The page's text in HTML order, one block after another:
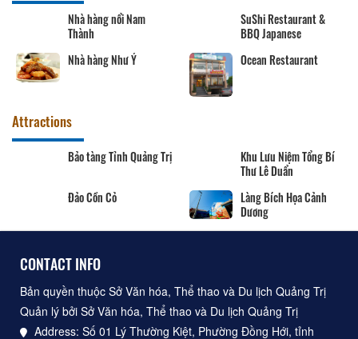
Nhà hàng nổi Nam
Thành
SuShi Restaurant &
BBQ Japanese
Nhà hàng Như Ý
Ocean Restaurant
Attractions
Bảo tàng Tỉnh Quảng Trị
Khu Lưu Niệm Tổng Bí
Thư Lê Duẩn
Đảo Cồn Cỏ
Làng Bích Họa Cảnh
Dương
CONTACT INFO
Bản quyền thuộc Sở Văn hóa, Thể thao và Du lịch Quảng Trị
Quản lý bởi Sở Văn hóa, Thể thao và Du lịch Quảng Trị
Address: Số 01 Lý Thường Kiệt, Phường Đồng Hới, tỉnh